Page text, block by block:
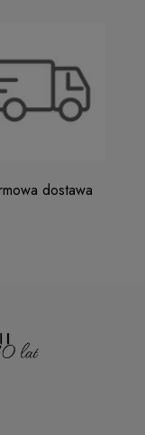
dostawa